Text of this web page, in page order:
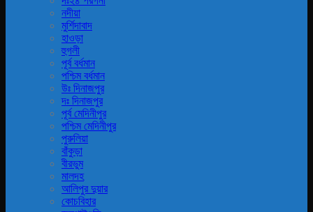
নদীয়া
মুর্শিদাবাদ
হাওড়া
হুগলী
পূর্ব বর্ধমান
পশ্চিম বর্ধমান
উঃ দিনাজপুর
দঃ দিনাজপুর
পূর্ব মেদিনীপুর
পশ্চিম মেদিনীপুর
পুরুলিয়া
বাঁকুড়া
বীরভুম
মালদহ
আলিপুর দুয়ার
কোচবিহার